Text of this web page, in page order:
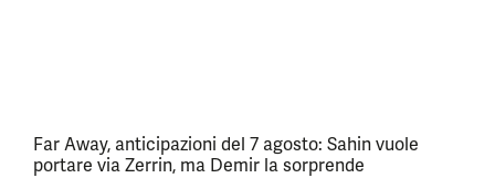
Far Away, anticipazioni del 7 agosto: Sahin vuole
portare via Zerrin, ma Demir la sorprende